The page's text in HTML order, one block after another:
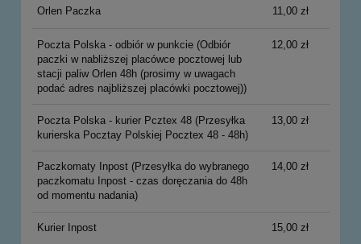
Orlen Paczka 11,00 zł
Poczta Polska - odbiór w punkcie(Odbiór
paczki w nabliższej placówce pocztowej lub
stacji paliw Orlen 48h (prosimy w uwagach
podać adres najbliższej placówki pocztowej))
12,00 zł
Poczta Polska - kurier Pcztex 48(Przesyłka
kurierska Pocztay Polskiej Pocztex 48 - 48h)
13,00 zł
Paczkomaty Inpost(Przesyłka do wybranego
paczkomatu Inpost - czas doręczania do 48h
od momentu nadania)
14,00 zł
Kurier Inpost 15,00 zł